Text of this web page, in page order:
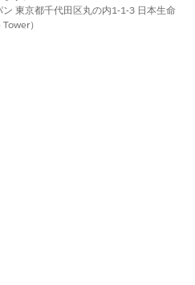
解決されましたか?
東京都千代田区丸の内1-1-3 日本生命
）